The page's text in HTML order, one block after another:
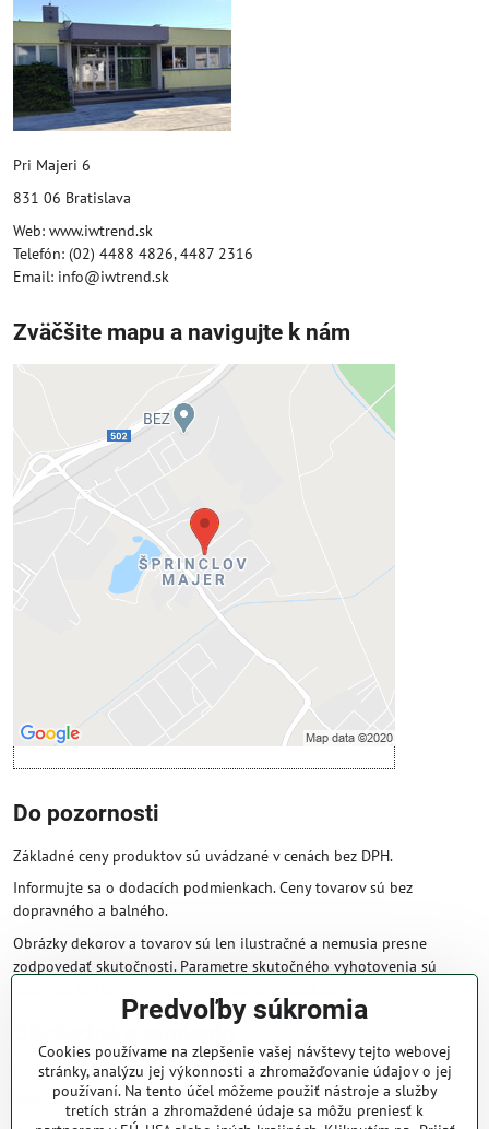
Pri Majeri 6
831 06 Bratislava
Web: www.iwtrend.sk
Telefón: (02) 4488 4826, 4487 2316
Email: info@iwtrend.sk
Zväčšite mapu a navigujte k nám
Externý obsah je blokovaný
Prajete si načítať externý obsah?
Povoliť tentokrát
Povoliť a zapamätať - súhlas s druhom
cookie: Funkčné
Otvoriť obsah v novom okne
Do pozornosti
Základné ceny produktov sú uvádzané v cenách bez DPH.
Informujte sa o dodacích podmienkach. Ceny tovarov sú bez
dopravného a balného.
Obrázky dekorov a tovarov sú len ilustračné a nemusia presne
zodpovedať skutočnosti. Parametre skutočného vyhotovenia sú
Obchodné podmienky
Naše obchodné podmienky zaručujú bezproblémové spracovanie
Vašej zakázky online.
Predvoľby súkromia
Cookies používame na zlepšenie vašej návštevy tejto webovej
stránky, analýzu jej výkonnosti a zhromažďovanie údajov o jej
používaní. Na tento účel môžeme použiť nástroje a služby
tretích strán a zhromaždené údaje sa môžu preniesť k